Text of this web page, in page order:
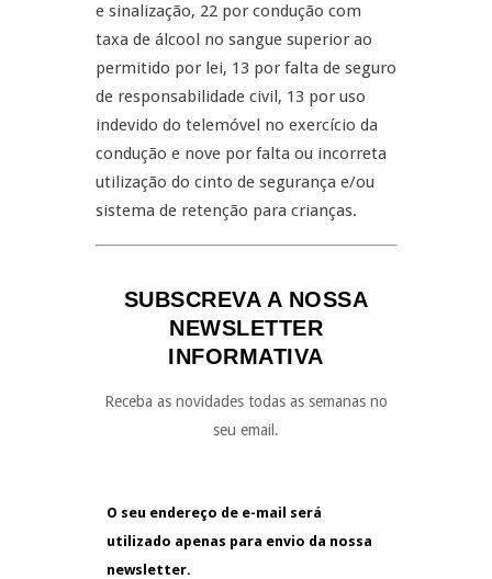
e sinalização, 22 por condução com
taxa de álcool no sangue superior ao
permitido por lei, 13 por falta de seguro
de responsabilidade civil, 13 por uso
indevido do telemóvel no exercício da
condução e nove por falta ou incorreta
utilização do cinto de segurança e/ou
sistema de retenção para crianças.
SUBSCREVA A NOSSA
NEWSLETTER
INFORMATIVA
Receba as novidades todas as semanas no
seu email.
O seu endereço de e-mail será
utilizado apenas para envio da nossa
newsletter.